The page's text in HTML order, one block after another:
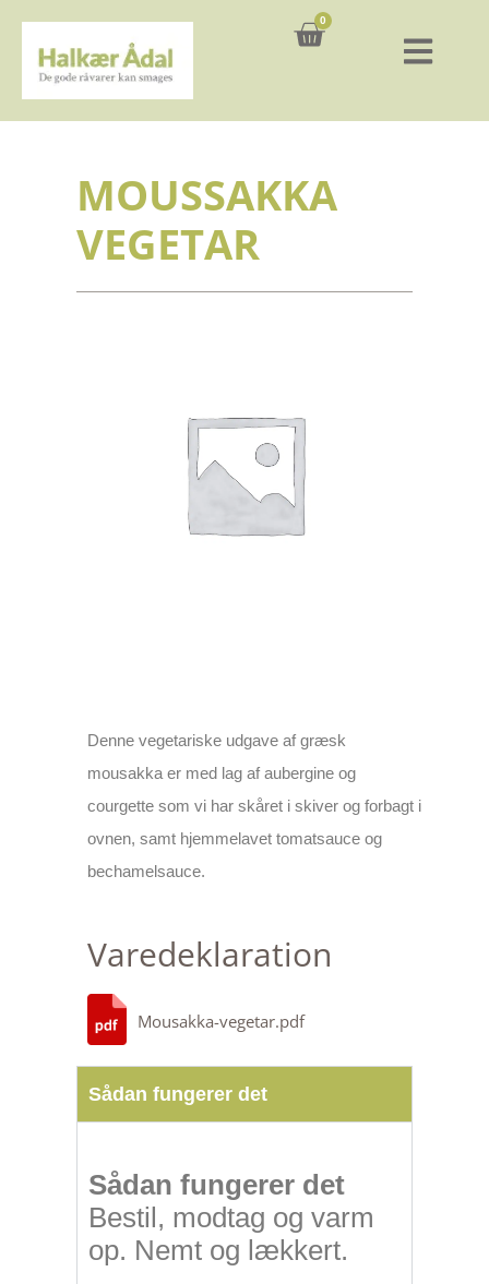
0
Kurv
MOUSSAKKA
VEGETAR
Denne vegetariske udgave af græsk
mousakka er med lag af aubergine og
courgette som vi har skåret i skiver og forbagt i
ovnen, samt hjemmelavet tomatsauce og
bechamelsauce.
Varedeklaration
Mousakka-vegetar.pdf
Sådan fungerer det
Sådan fungerer det
Bestil, modtag og varm
op. Nemt og lækkert.